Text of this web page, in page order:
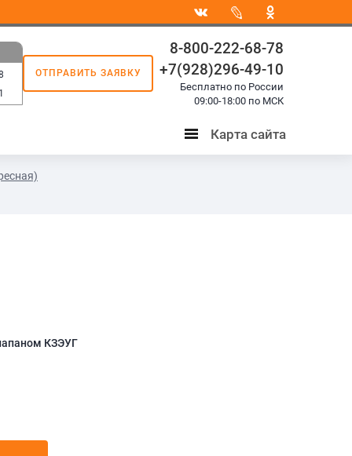
ОТПРАВИТЬ ЗАЯВКУ
8-800-222-68-78
+7(928)296-49-10
Бесплатно по России
09:00-18:00 по МСК
Карта
сайта
Карта сайта
КЗЭУГ